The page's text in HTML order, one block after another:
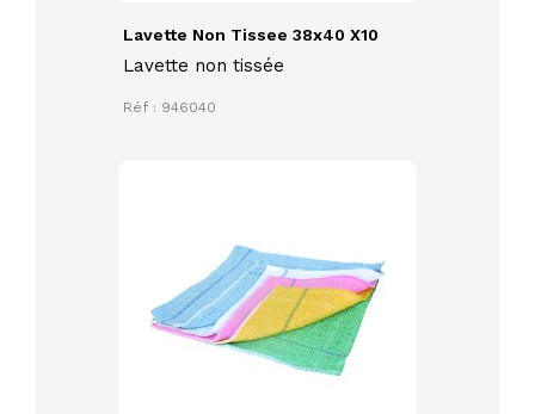
Lavette Non Tissee 38x40 X10
Lavette non tissée
Réf : 946040